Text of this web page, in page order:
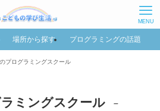
MENU
場所から探す プログラミングの話題
プログラミングスクール
ミングスクール
–